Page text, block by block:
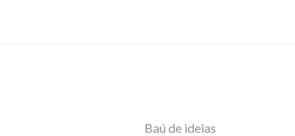
Baú de ideias